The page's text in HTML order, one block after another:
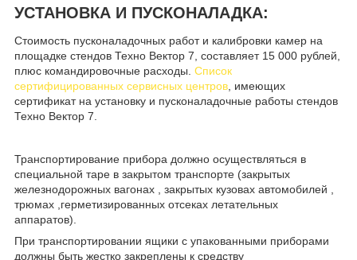
УСТАНОВКА И ПУСКОНАЛАДКА:
Стоимость пусконаладочных работ и калибровки камер на
площадке стендов Техно Вектор 7, составляет 15 000 рублей,
плюс командировочные расходы. Список
сертифицированных сервисных центров, имеющих
сертификат на установку и пусконаладочные работы стендов
Техно Вектор 7.
Транспортирование прибора должно осуществляться в
специальной таре в закрытом транспорте (закрытых
железнодорожных вагонах , закрытых кузовах автомобилей ,
трюмах ,герметизированных отсеках летательных
аппаратов).
При транспортировании ящики с упакованными приборами
должны быть жестко закреплены к средству